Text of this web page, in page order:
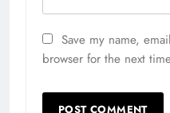
Save my name,
browser for the next